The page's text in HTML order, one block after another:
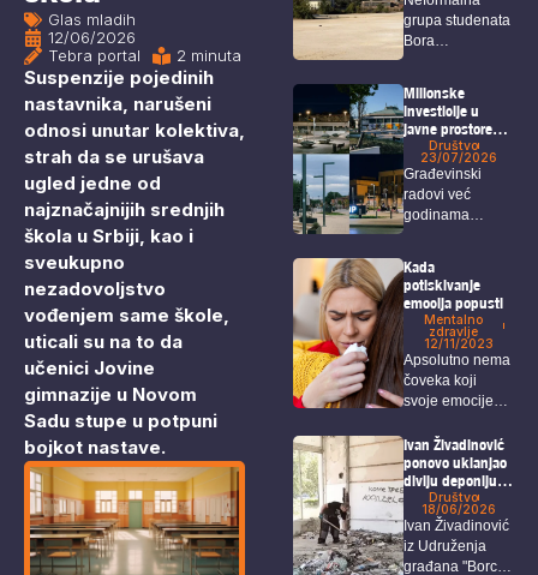
Glas mladih
12/06/2026
Tebra portal
2 minuta
Suspenzije pojedinih
nastavnika, narušeni
odnosi unutar kolektiva,
strah da se urušava
ugled jedne od
najznačajnijih srednjih
škola u Srbiji, kao i
sveukupno
nezadovoljstvo
vođenjem same škole,
uticali su na to da
učenici Jovine
gimnazije u Novom
Sadu stupe u potpuni
bojkot nastave.
grupa studenata
Bora
nazivom...
Milionske
investicije u
javne prostore
koje Borani jedva
koriste
Društvo
23/07/2026
Građevinski
radovi već
godinama
sliku Bora, a
među...
Kada
potiskivanje
emocija popusti
Mentalno
zdravlje
12/11/2023
Apsolutno nema
čoveka koji
svoje emocije
potpunosti da...
Ivan Živadinović
ponovo uklanjao
divlju deponiju
koja ugrožava i
zdravlje i
bezbednost
građana Bora
Društvo
18/06/2026
Ivan Živadinović
iz Udruženja
građana "Borci